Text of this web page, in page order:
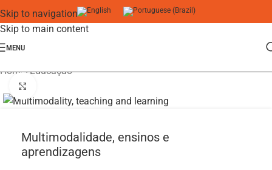
Skip to navigation
Skip to main content
MENU
Home/Educação
Multimodalidade, ensinos e
aprendizagens